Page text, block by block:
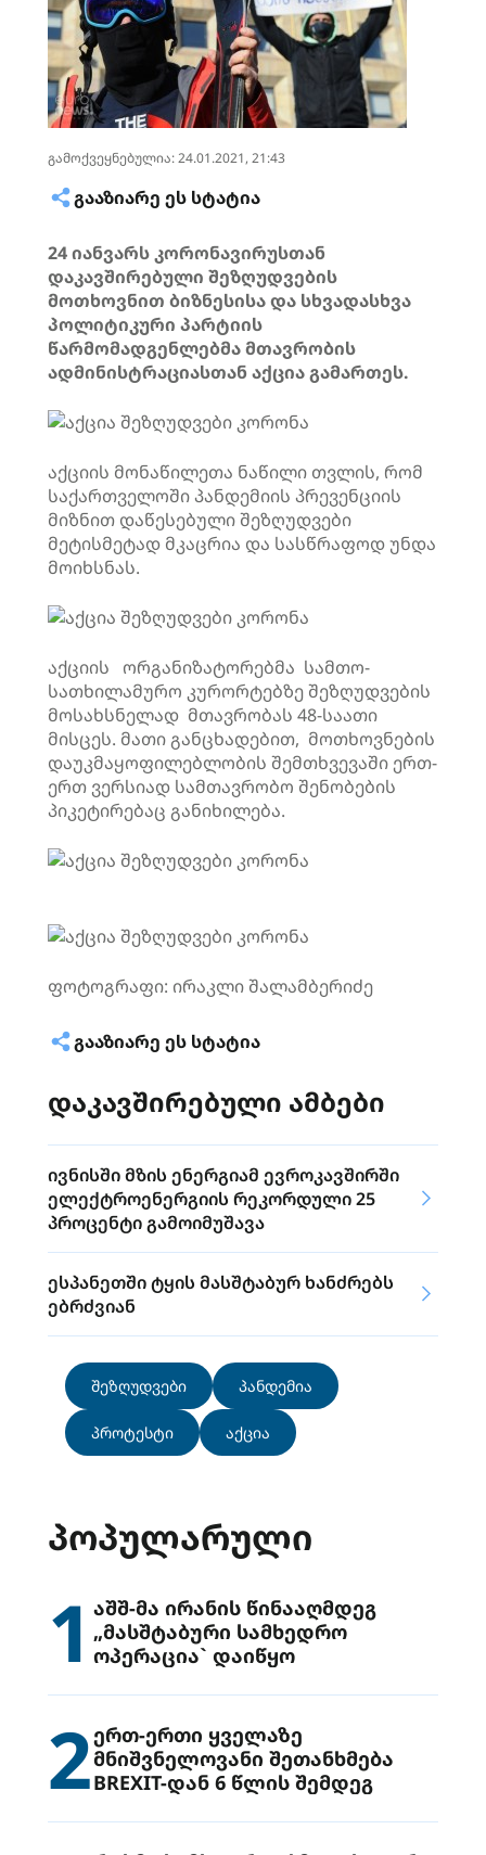
გამოქვეყნებულია: 24.01.2021, 21:43
ᲒᲐᲐᲖᲘᲐᲠᲔ ᲔᲡ ᲡᲢᲐᲢᲘᲐ
24 იანვარსკორონავირუსთან
დაკავშირებული შეზღუდვების
მოთხოვნით ბიზნესისა და სხვადასხვა
პოლიტიკური პარტიის
წარმომადგენლებმამთავრობის
ადმინისტრაციასთან აქციაგამართეს.
აქციის მონაწილეთა ნაწილი თვლის, რომ
საქართველოში პანდემიის პრევენციის
მიზნით დაწესებული შეზღუდვები
მეტისმეტად მკაცრია და სასწრაფოდ უნდა
მოიხსნას.
აქციის ორგანიზატორებმა სამთო-
სათხილამურო კურორტებზე შეზღუდვების
მოსახსნელად მთავრობას 48-საათი
მისცეს. მათი განცხადებით, მოთხოვნების
დაუკმაყოფილებლობის შემთხვევაში ერთ-
ერთ ვერსიად სამთავრობო შენობების
პიკეტირებაც განიხილება.
ფოტოგრაფი: ირაკლი შალამბერიძე
ᲒᲐᲐᲖᲘᲐᲠᲔ ᲔᲡ ᲡᲢᲐᲢᲘᲐ
დაკავშირებული ამბები
ივნისში მზის ენერგიამ ევროკავშირში
ელექტროენერგიის რეკორდული 25
პროცენტი გამოიმუშავა
ესპანეთში ტყის მასშტაბურ ხანძრებს
ებრძვიან
შეზღუდვები პანდემია
პროტესტი აქცია
ᲞᲝᲞᲣᲚᲐᲠᲣᲚᲘ
1 აშშ-მა ირანის წინააღმდეგ
„მასშტაბური სამხედრო
ოპერაცია` დაიწყო
2ერთ-ერთი ყველაზე
მნიშვნელოვანი შეთანხმება
BREXIT-დან 6 წლის შემდეგ